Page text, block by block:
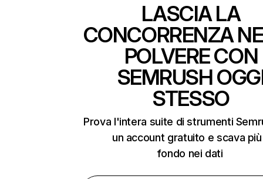
LASCIA LA
CONCORRENZA
POLVERE CON
SEMRUSH
STESSO
Prova l'intera suite di strumenti
un account gratuito e scava
fondo nei dati